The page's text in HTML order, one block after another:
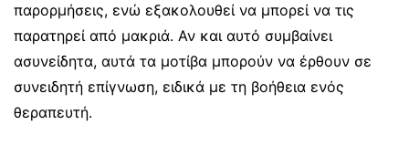
παρορμήσεις, ενώ εξακολουθεί να μπορεί να τις
παρατηρεί από μακριά. Αν και αυτό συμβαίνει
ασυνείδητα, αυτά τα μοτίβα μπορούν να έρθουν σε
συνειδητή επίγνωση, ειδικά με τη βοήθεια ενός
θεραπευτή.